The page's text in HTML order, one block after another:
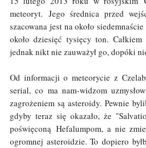
meteoryt. Jego średnica przed
szacowana jest na około
około dziesięć tysięcy ton.
jednak nikt nie zauważył go, dopóki
Od informacji o meteorycie z
serial, co ma nam-widzom
zagrożeniem są asteroidy. Pewnie
gdyby teraz się okazało, że
poświęconą Hefalumpom, a nie
ogromnej asteroidzie. To dopiero